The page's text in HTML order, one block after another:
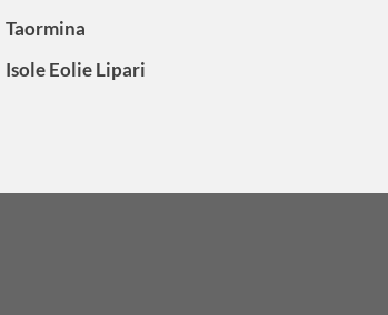
Taormina
Isole Eolie Lipari